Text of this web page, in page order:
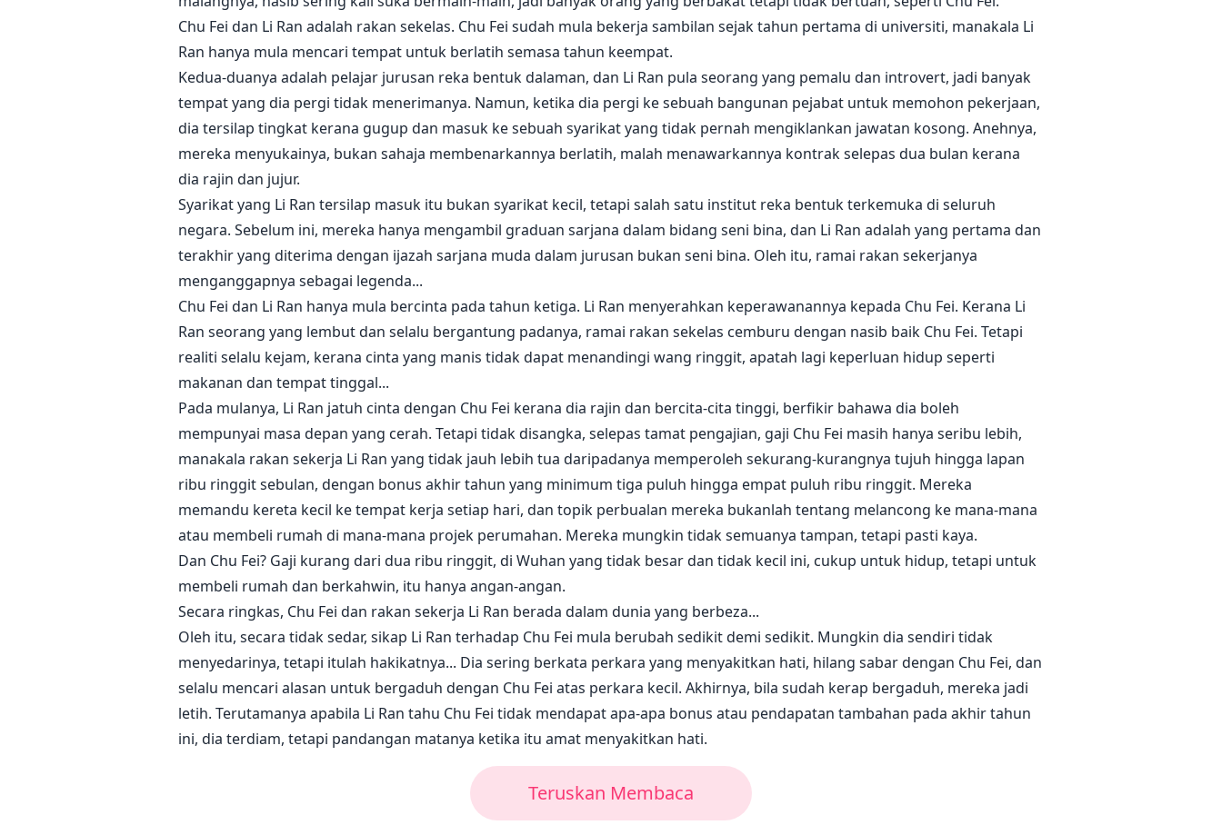
Chu Fei dan Li Ran adalah rakan sekelas. Chu Fei sudah mula bekerja sambilan sejak tahun pertama di universiti, manakala Li
Ran hanya mula mencari tempat untuk berlatih semasa tahun keempat.
Kedua-duanya adalah pelajar jurusan reka bentuk dalaman, dan Li Ran pula seorang yang pemalu dan introvert, jadi banyak
tempat yang dia pergi tidak menerimanya. Namun, ketika dia pergi ke sebuah bangunan pejabat untuk memohon pekerjaan,
dia tersilap tingkat kerana gugup dan masuk ke sebuah syarikat yang tidak pernah mengiklankan jawatan kosong. Anehnya,
mereka menyukainya, bukan sahaja membenarkannya berlatih, malah menawarkannya kontrak selepas dua bulan kerana
dia rajin dan jujur.
Syarikat yang Li Ran tersilap masuk itu bukan syarikat kecil, tetapi salah satu institut reka bentuk terkemuka di seluruh
negara. Sebelum ini, mereka hanya mengambil graduan sarjana dalam bidang seni bina, dan Li Ran adalah yang pertama dan
terakhir yang diterima dengan ijazah sarjana muda dalam jurusan bukan seni bina. Oleh itu, ramai rakan sekerjanya
menganggapnya sebagai legenda...
Chu Fei dan Li Ran hanya mula bercinta pada tahun ketiga. Li Ran menyerahkan keperawanannya kepada Chu Fei. Kerana Li
Ran seorang yang lembut dan selalu bergantung padanya, ramai rakan sekelas cemburu dengan nasib baik Chu Fei. Tetapi
realiti selalu kejam, kerana cinta yang manis tidak dapat menandingi wang ringgit, apatah lagi keperluan hidup seperti
makanan dan tempat tinggal...
Pada mulanya, Li Ran jatuh cinta dengan Chu Fei kerana dia rajin dan bercita-cita tinggi, berfikir bahawa dia boleh
mempunyai masa depan yang cerah. Tetapi tidak disangka, selepas tamat pengajian, gaji Chu Fei masih hanya seribu lebih,
manakala rakan sekerja Li Ran yang tidak jauh lebih tua daripadanya memperoleh sekurang-kurangnya tujuh hingga lapan
ribu ringgit sebulan, dengan bonus akhir tahun yang minimum tiga puluh hingga empat puluh ribu ringgit. Mereka
memandu kereta kecil ke tempat kerja setiap hari, dan topik perbualan mereka bukanlah tentang melancong ke mana-mana
atau membeli rumah di mana-mana projek perumahan. Mereka mungkin tidak semuanya tampan, tetapi pasti kaya.
Dan Chu Fei? Gaji kurang dari dua ribu ringgit, di Wuhan yang tidak besar dan tidak kecil ini, cukup untuk hidup, tetapi untuk
membeli rumah dan berkahwin, itu hanya angan-angan.
Secara ringkas, Chu Fei dan rakan sekerja Li Ran berada dalam dunia yang berbeza...
Oleh itu, secara tidak sedar, sikap Li Ran terhadap Chu Fei mula berubah sedikit demi sedikit. Mungkin dia sendiri tidak
menyedarinya, tetapi itulah hakikatnya... Dia sering berkata perkara yang menyakitkan hati, hilang sabar dengan Chu Fei, dan
selalu mencari alasan untuk bergaduh dengan Chu Fei atas perkara kecil. Akhirnya, bila sudah kerap bergaduh, mereka jadi
letih. Terutamanya apabila Li Ran tahu Chu Fei tidak mendapat apa-apa bonus atau pendapatan tambahan pada akhir tahun
ini, dia terdiam, tetapi pandangan matanya ketika itu amat menyakitkan hati.
Teruskan Membaca